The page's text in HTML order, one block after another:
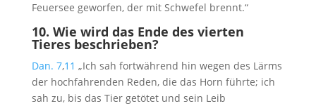
Feuersee geworfen, der mit Schwefel brennt.“
10. Wie wird das Ende des vierten
Tieres beschrieben?
Dan. 7,11 „Ich sah fortwährend hin wegen des Lärms
der hochfahrenden Reden, die das Horn führte; ich
sah zu, bis das Tier getötet und sein Leib